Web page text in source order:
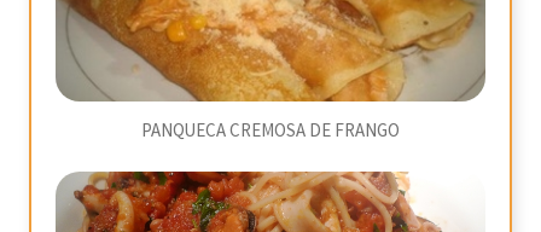
PANQUECA CREMOSA DE FRANGO